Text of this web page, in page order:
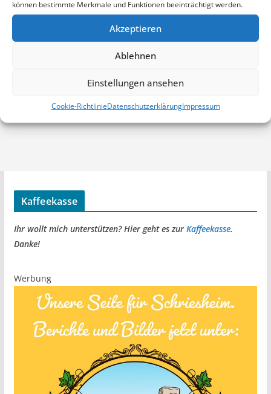
können bestimmte Merkmale und Funktionen beeinträchtigt werden.
Akzeptieren
Ablehnen
Einstellungen ansehen
Cookie-RichtlinieDatenschutzerklärungImpressum
Kaffeekasse
Ihr wollt mich unterstützen? Hier geht es zur Kaffeekasse.
Danke!
Werbung